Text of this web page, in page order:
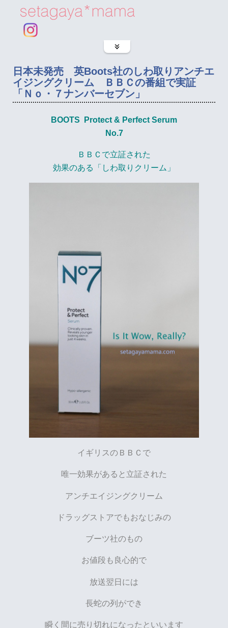
日本未発売 英Boots社のしわ取りアンチエ
イジングクリーム ＢＢＣの番組で実証
「Ｎｏ・７ナンバーセブン」
BOOTS Protect & Perfect Serum
No.7
ＢＢＣで立証された
効果のある「しわ取りクリーム」
イギリスのＢＢＣで
唯一効果があると立証された
アンチエイジングクリーム
ドラッグストアでもおなじみの
ブーツ社のもの
お値段も良心的で
放送翌日には
長蛇の列ができ
瞬く間に売り切れになったといいます